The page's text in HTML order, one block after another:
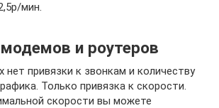
мин.
и роутеров
нет привязки к звонкам и количеству
Только привязка к скорости.
скорости вы можете